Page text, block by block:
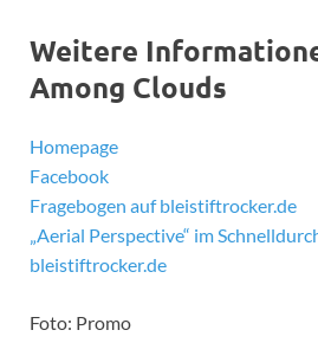
Weitere
Among Clouds
Homepage
Facebook
Fragebogen auf bleistiftrocker.de
„Aerial Perspective“ im
bleistiftrocker.de
Foto: Promo